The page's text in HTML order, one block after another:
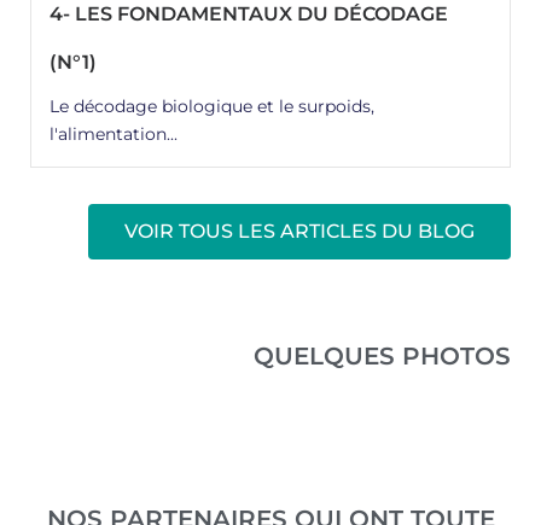
4- LES FONDAMENTAUX DU DÉCODAGE
(N°1)
Le décodage biologique et le surpoids,
l'alimentation...
VOIR TOUS LES ARTICLES DU BLOG
QUELQUES PHOTOS
NOS PARTENAIRES QUI ONT TOUTE